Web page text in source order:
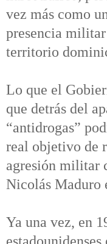
vez más como
presencia
territorio
Lo que el
que detrás del
“antidrogas”
real objetivo de
agresión militar
Nicolás Maduro
Ya una vez, en